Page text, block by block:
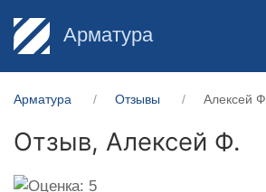
Арматура
Арматура Отзывы Алексей Ф.
Отзыв, Алексей Ф.